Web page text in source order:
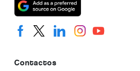
Contactos